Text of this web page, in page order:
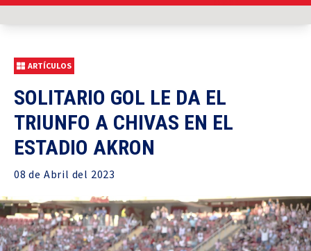
ARTÍCULOS
SOLITARIO GOL LE DA EL
TRIUNFO A CHIVAS EN EL
ESTADIO AKRON
08 de Abril del 2023